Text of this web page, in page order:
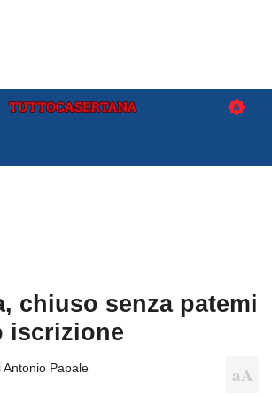
chiuso senza patemi
iscrizione
Antonio Papale